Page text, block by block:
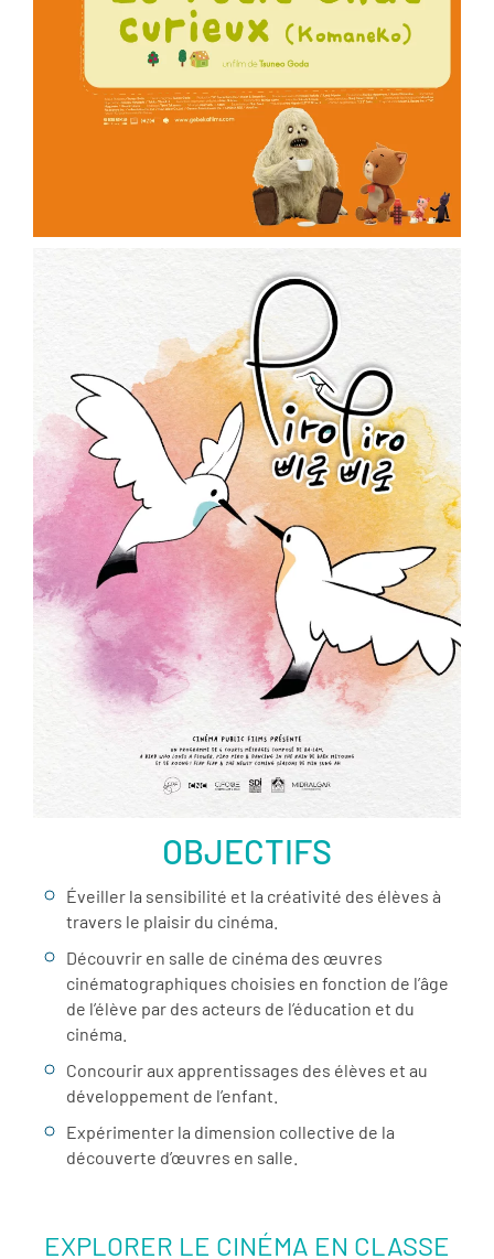
Voir la fiche film
ème
Voir la fiche film
OBJECTIFS
Éveiller la sensibilité et la créativité des élèves à
travers le plaisir du cinéma.
Découvrir en salle de cinéma des œuvres
cinématographiques choisies en fonction de l’âge
de l’élève par des acteurs de l’éducation et du
cinéma.
Concourir aux apprentissages des élèves et au
développement de l’enfant.
Expérimenter la dimension collective de la
découverte d’œuvres en salle.
EXPLORER LE CINÉMA EN CLASSE